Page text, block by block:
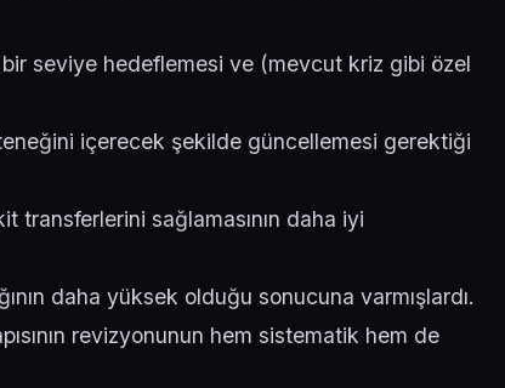
bir seviye hedeflemesi ve (mevcut kriz gibi özel
içerecek şekilde güncellemesi gerektiği
transferlerini sağlamasının daha iyi
daha yüksek olduğu sonucuna varmışlardı.
revizyonunun hem sistematik hem de